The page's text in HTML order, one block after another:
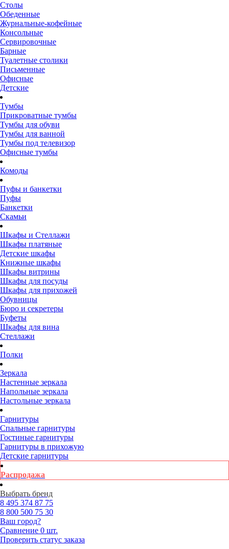
Столы
Обеденные
Журнальные-кофейные
Консольные
Сервировочные
Барные
Туалетные столики
Письменные
Офисные
Детские
Тумбы
Прикроватные тумбы
Тумбы для обуви
Тумбы для ванной
Тумбы под телевизор
Офисные тумбы
Комоды
Пуфы и банкетки
Пуфы
Банкетки
Скамьи
Шкафы и Стеллажи
Шкафы платяные
Детские шкафы
Книжные шкафы
Шкафы витрины
Шкафы для посуды
Шкафы для прихожей
Обувницы
Бюро и секретеры
Буфеты
Шкафы для вина
Стеллажи
Полки
Зеркала
Настенные зеркала
Напольные зеркала
Настольные зеркала
Гарнитуры
Спальные гарнитуры
Гостиные гарнитуры
Гарнитуры в прихожую
Детские гарнитуры
Распродажа
Выбрать бренд
8 495 374 87 75
8 800 500 75 30
Ваш город?
Сравнение 0 шт.
Проверить статус заказа